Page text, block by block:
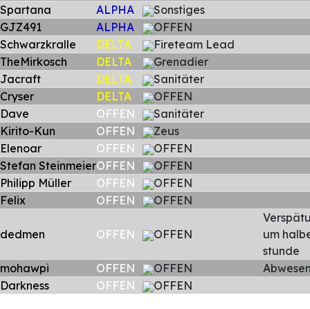
Spartana
ALPHA
Sonstiges
GJZ491
ALPHA
OFFEN
Schwarzkralle
DELTA
Fireteam Lead
TheMirkosch
DELTA
Grenadier
Jacraft
DELTA
Sanitäter
Cryser
DELTA
OFFEN
Dave
OFFEN
Sanitäter
Kirito-Kun
OFFEN
Zeus
Elenoar
OFFEN
OFFEN
Stefan SteinmeierOFFEN
OFFEN
Philipp Müller
OFFEN
OFFEN
Felix
OFFEN OFFEN
dedmen OFFEN OFFEN
um
stunde
mohawpi
OFFEN OFFEN
Darkness
OFFEN OFFEN